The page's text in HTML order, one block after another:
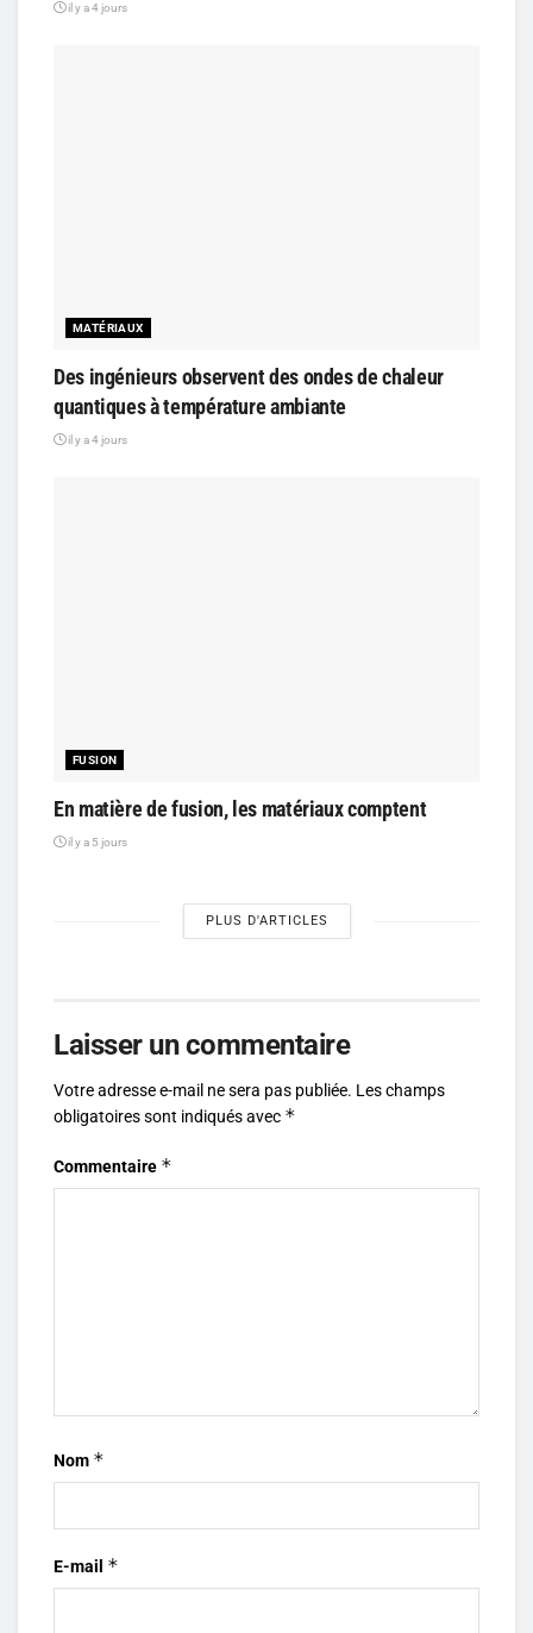
il y a 4 jours
MATÉRIAUX
Des ingénieurs observent des ondes de chaleur
quantiques à température ambiante
il y a 4 jours
FUSION
En matière de fusion, les matériaux comptent
il y a 5 jours
PLUS D'ARTICLES
Laisser un commentaire
Votre adresse e-mail ne sera pas publiée. Les champs
obligatoires sont indiqués avec *
Commentaire *
Nom *
E-mail *